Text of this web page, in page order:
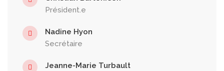
Président.e
Nadine Hyon
Secrétaire
Jeanne-Marie Turbault